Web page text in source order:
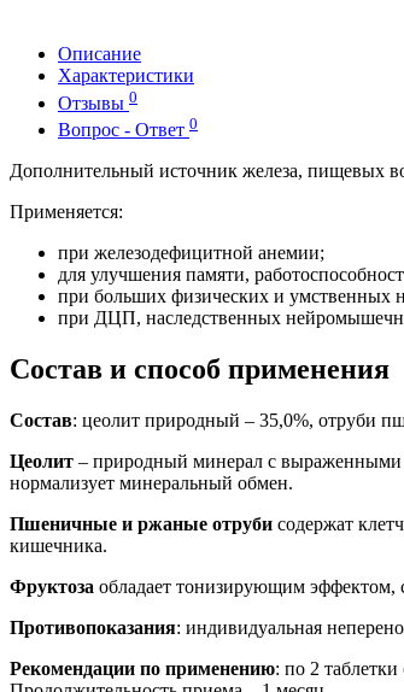
Описание
Характеристики
Отзывы 0
Вопрос - Ответ 0
Дополнительный источник железа, пищевых
Применяется:
при железодефицитной анемии;
для улучшения памяти,
при больших физических и умственных
при ДЦП, наследственных
Состав и способ применения
Состав: цеолит природный – 35,0%, отруби
Цеолит – природный минерал с выраженными
нормализует минеральный обмен.
Пшеничные и ржаные отруби содержат
кишечника.
Фруктоза обладает тонизирующим эффектом,
Противопоказания: индивидуальная
Рекомендации по применению: по 2